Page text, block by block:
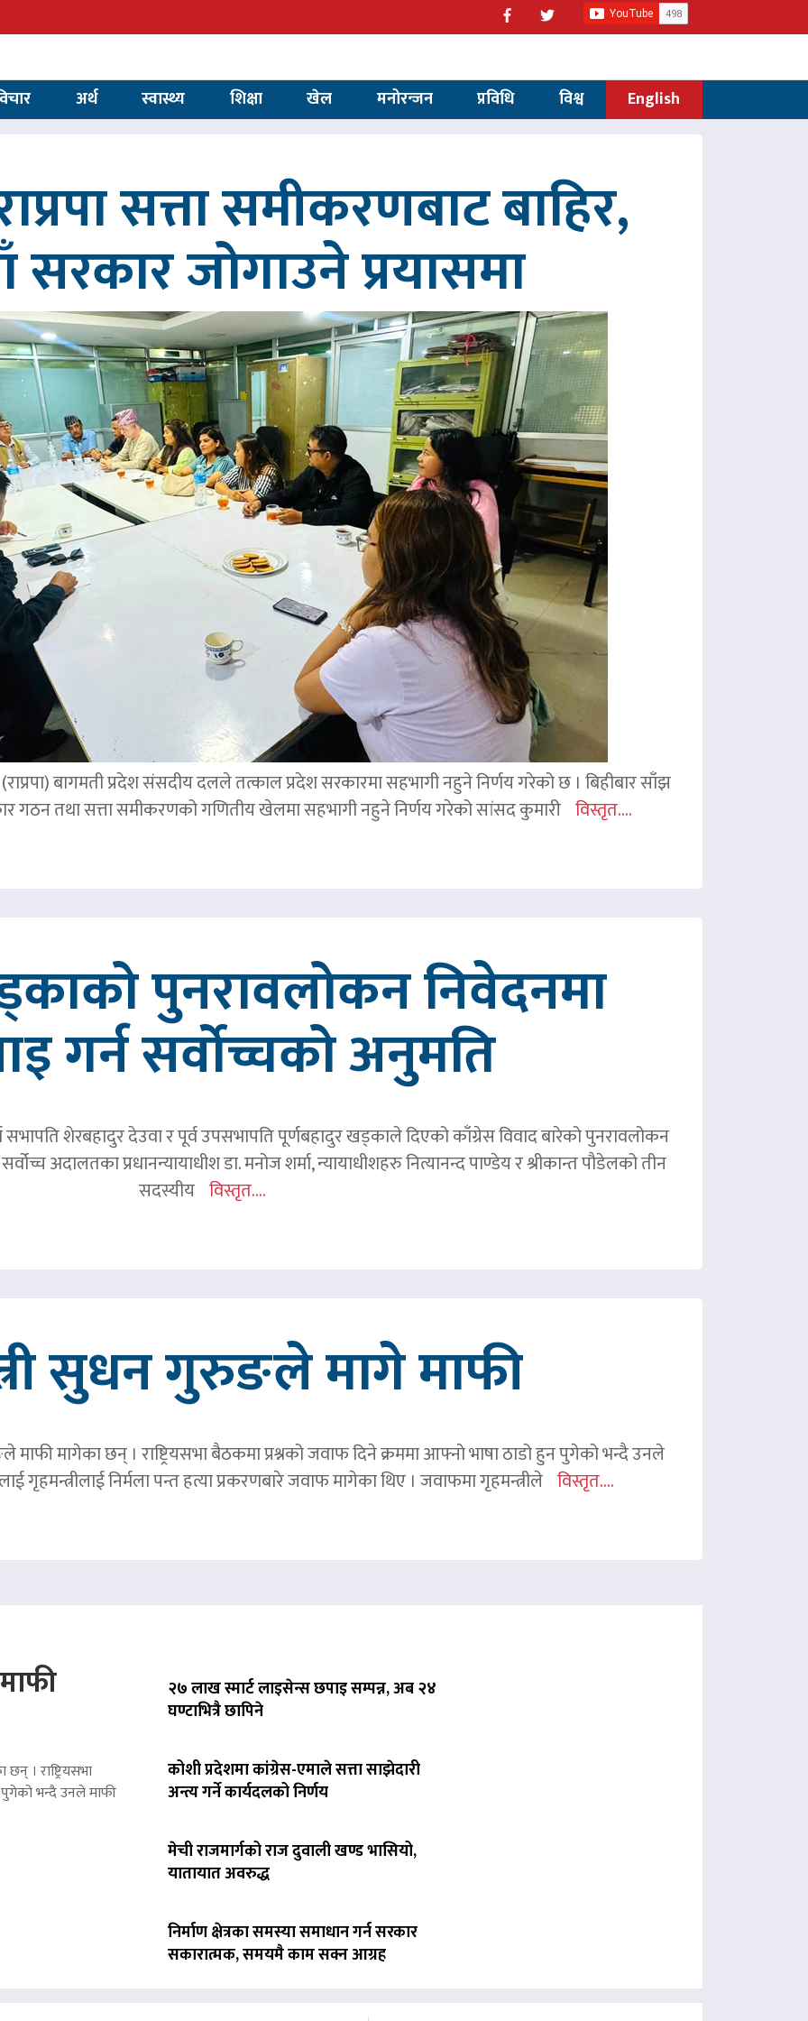
अर्थ स्वास्थ्य शिक्षा खेल मनोरन्जन प्रविधि विश्व English
सत्ता समीकरणबाट बाहिर,
सरकार जोगाउने प्रयासमा
(राप्रपा) बागमती प्रदेश संसदीय दलले तत्काल प्रदेश सरकारमा सहभागी नहुने निर्णय गरेको छ । बिहीबार साँझ
तथा सत्ता समीकरणको गणितीय खेलमा सहभागी नहुने निर्णय गरेको सांसद कुमारी विस्तृत....
पुनरावलोकन निवेदनमा
गर्न सर्वोच्चको अनुमति
सभापति शेरबहादुर देउवा र पूर्व उपसभापति पूर्णबहादुर खड्काले दिएको काँग्रेस विवाद बारेको पुनरावलोकन
अदालतका प्रधानन्यायाधीश डा. मनोज शर्मा, न्यायाधीशहरु नित्यानन्द पाण्डेय र श्रीकान्त पौडेलको तीन
सदस्यीय विस्तृत....
सुधन गुरुङले मागे माफी
मागेका छन् । राष्ट्रियसभा बैठकमा प्रश्नको जवाफ दिने क्रममा आफ्नो भाषा ठाडो हुन पुगेको भन्दै उनले
गृहमन्त्रीलाई निर्मला पन्त हत्या प्रकरणबारे जवाफ मागेका थिए । जवाफमा गृहमन्त्रीले विस्तृत....
। राष्ट्रियसभा
पुगेको भन्दै उनले माफी
२७ लाख स्मार्ट लाइसेन्स छपाइ सम्पन्न, अब २४
घण्टाभित्रै छापिने
कोशी प्रदेशमा कांग्रेस-एमाले सत्ता साझेदारी
अन्त्य गर्ने कार्यदलको निर्णय
मेची राजमार्गको राज दुवाली खण्ड भासियो,
यातायात अवरुद्ध
निर्माण क्षेत्रका समस्या समाधान गर्न सरकार
सकारात्मक, समयमै काम सक्न आग्रह